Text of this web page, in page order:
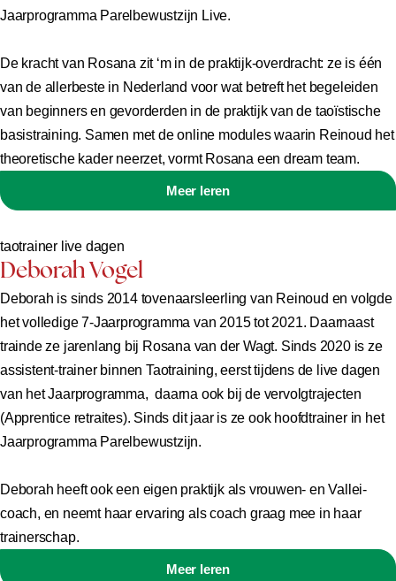
Jaarprogramma Parelbewustzijn Live.
De kracht van Rosana zit ‘m in de praktijk-overdracht: ze is één
van de allerbeste in Nederland voor wat betreft het begeleiden
van beginners en gevorderden in de praktijk van de taoïstische
basistraining. Samen met de online modules waarin Reinoud het
theoretische kader neerzet, vormt Rosana een dream team.
Meer leren
taotrainer live dagen
Deborah Vogel
Deborah is sinds 2014 tovenaarsleerling van Reinoud en volgde
het volledige 7-Jaarprogramma van 2015 tot 2021. Daarnaast
trainde ze jarenlang bij Rosana van der Wagt. Sinds 2020 is ze
assistent-trainer binnen Taotraining, eerst tijdens de live dagen
van het Jaarprogramma, daarna ook bij de vervolgtrajecten
(Apprentice retraites). Sinds dit jaar is ze ook hoofdtrainer in het
Jaarprogramma Parelbewustzijn.
Deborah heeft ook een eigen praktijk als vrouwen- en Vallei-
coach, en neemt haar ervaring als coach graag mee in haar
trainerschap.
Meer leren